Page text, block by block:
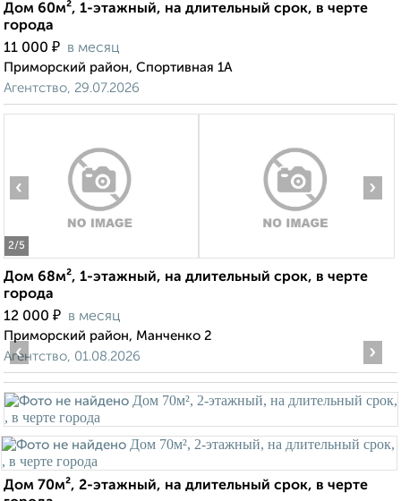
Дом 60м², 1-этажный, на длительный срок, в черте
города
11 000 ₽ в месяц
Приморский район, Спортивная 1А
Агентство, 29.07.2026
2/5
‹ ›
Дом 68м², 1-этажный, на длительный срок, в черте
города
12 000 ₽ в месяц
Приморский район, Манченко 2
Агентство, 01.08.2026
‹ ›
Дом 70м², 2-этажный, на длительный срок, в черте